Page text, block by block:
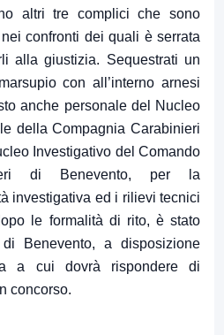
altri tre complici che sono
confronti dei quali è serrata
alla giustizia. Sequestrati un
con all’interno arnesi
anche personale del Nucleo
della Compagnia Carabinieri
Investigativo del Comando
di Benevento, per la
investigativa ed i rilievi tecnici
le formalità di rito, è stato
Benevento, a disposizione
a cui dovrà rispondere di
concorso.